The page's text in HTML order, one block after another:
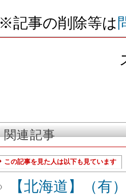
※記事の削除等は
関連記事
この記事を見た人は以下も見ています
【北海道】（有